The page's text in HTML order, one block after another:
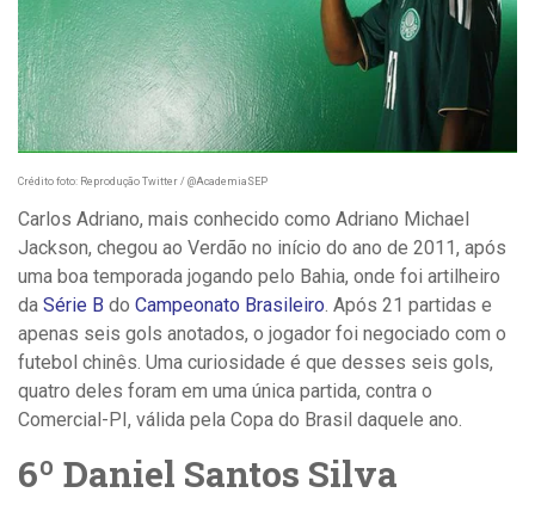
Crédito foto: Reprodução Twitter / @AcademiaSEP
Carlos Adriano, mais conhecido como Adriano Michael
Jackson, chegou ao Verdão no início do ano de 2011, após
uma boa temporada jogando pelo Bahia, onde foi artilheiro
da Série B do Campeonato Brasileiro . Após 21 partidas e
apenas seis gols anotados, o jogador foi negociado com o
futebol chinês. Uma curiosidade é que desses seis gols,
quatro deles foram em uma única partida, contra o
Comercial-PI, válida pela Copa do Brasil daquele ano.
6º Daniel Santos Silva